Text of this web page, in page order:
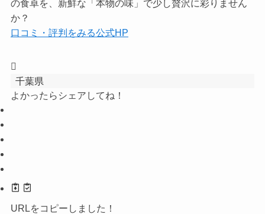
の食卓を、新鮮な「本物の味」で少し贅沢に彩りません
か？
口コミ・評判をみる公式HP
千葉県
よかったらシェアしてね！
URLをコピーしました！